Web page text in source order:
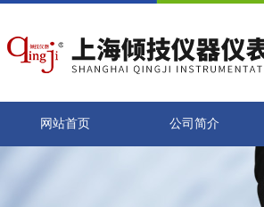
网站首页 公司简介